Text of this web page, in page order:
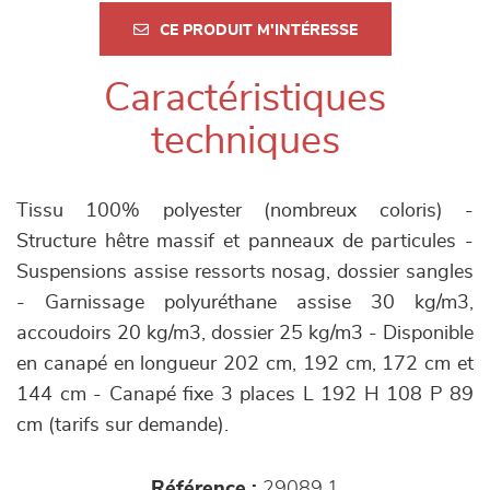
CE PRODUIT M'INTÉRESSE
Caractéristiques
techniques
Tissu 100% polyester (nombreux coloris) -
Structure hêtre massif et panneaux de particules -
Suspensions assise ressorts nosag, dossier sangles
- Garnissage polyuréthane assise 30 kg/m3,
accoudoirs 20 kg/m3, dossier 25 kg/m3 - Disponible
en canapé en longueur 202 cm, 192 cm, 172 cm et
144 cm - Canapé fixe 3 places L 192 H 108 P 89
cm (tarifs sur demande).